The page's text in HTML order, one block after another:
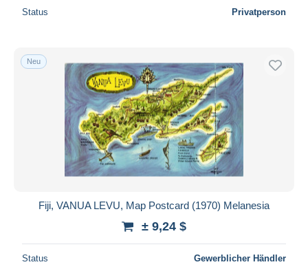
Wohnsitz des Verkäufers
Übernehmen
Status Privatperson
Neu
Fiji, VANUA LEVU, Map Postcard (1970) Melanesia
± 9,24 $
Status Gewerblicher Händler